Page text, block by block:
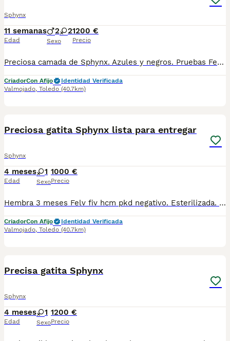
Sphynx
11 semanas
Edad
2 2
Sexo
1200 €
Precio
Preciosa camada de Sphynx. Azules y negros. Pruebas Felv fiv hCM negativos. Se entregan con sus vacunas al día desparasitados, pasaporte chip y pedigree. Esterilizados. Contrato. Criados en ambiente familiar.
CriadorCon Afijo
Identidad Verificada
Valmojado, Toledo (40.7km)
Preciosa gatita Sphynx lista para entregar
Sphynx
4 meses
Edad
1
Sexo
1000 €
Precio
Hembra 3 meses Felv fiv hcm pkd negativo. Esterilizada. Muy buen carácter. Vacunada pasaporte chip y pedigree. Puedo llevártela a cualquier parte. Somos criadero legal y autorizado. Criamos en ambiente familiar y controlado.
CriadorCon Afijo
Identidad Verificada
Valmojado, Toledo (40.7km)
Precisa gatita Sphynx
Sphynx
4 meses
Edad
1
Sexo
1200 €
Precio